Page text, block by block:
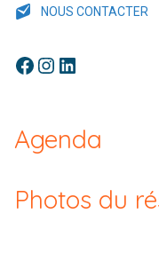
NOUS CONTACTER
Facebook Instagram LinkedIn
Agenda
Photos du